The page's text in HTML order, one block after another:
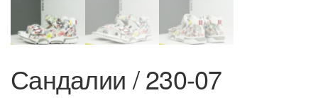
Сандалии / 230-07